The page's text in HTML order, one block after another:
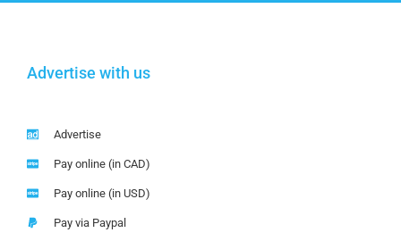
Advertise with us
Advertise
Pay online (in CAD)
Pay online (in USD)
Pay via Paypal